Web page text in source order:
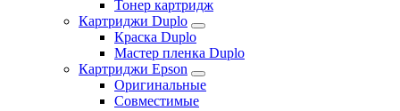
Тонер картридж
Картриджи Duplo
Краска Duplo
Мастер пленка Duplo
Картриджи Epson
Оригинальные
Совместимые